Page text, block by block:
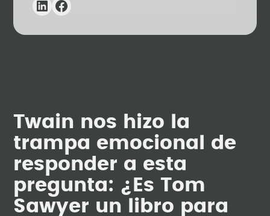
Twain nos hizo la
trampa emocional de
responder a esta
pregunta: ¿Es Tom
Sawyer un libro para